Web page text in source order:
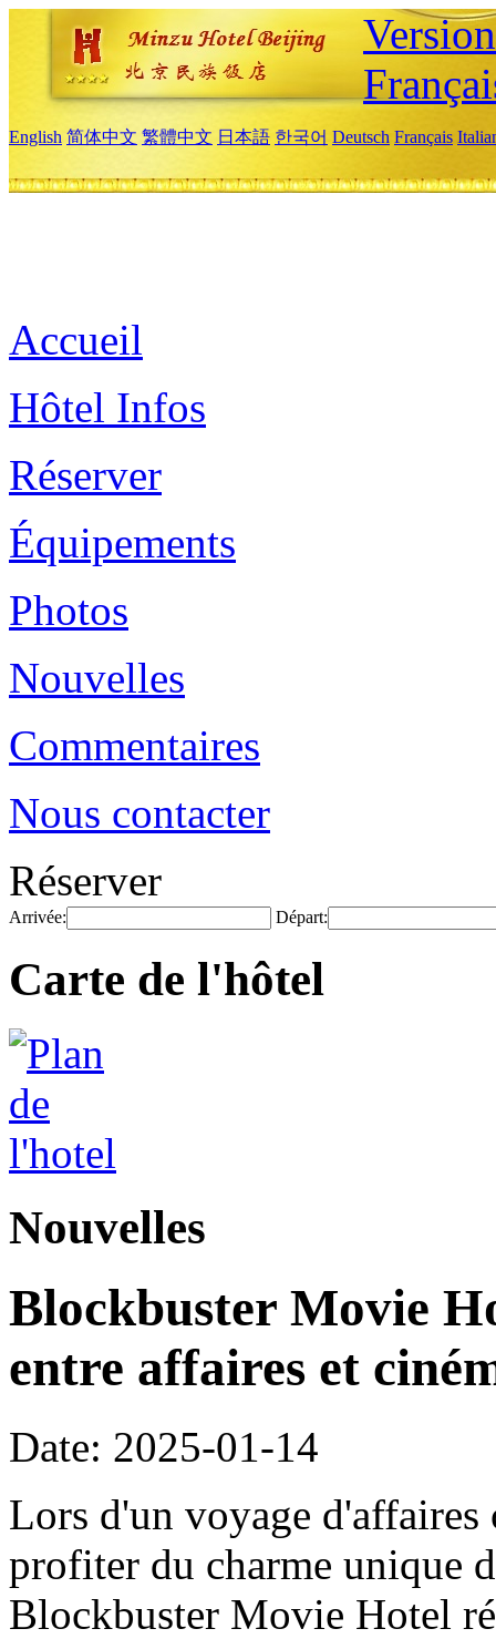
English 简体中文 繁體中文 日本語 한국어 Deutsch Français
Accueil
Hôtel Infos
Réserver
Équipements
Photos
Nouvelles
Commentaires
Nous contacter
Réserver
Arrivée: Départ:
Carte de l'hôtel
Nouvelles
Blockbuster Movie
entre affaires et
Date: 2025-01-14
Lors d'un voyage d'affaires
profiter du charme unique
Blockbuster Movie Hotel